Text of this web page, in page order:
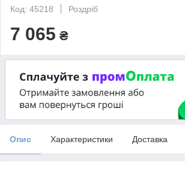
Код: 45218
Роздріб
7 065 ₴
Опис Характеристики Доставка